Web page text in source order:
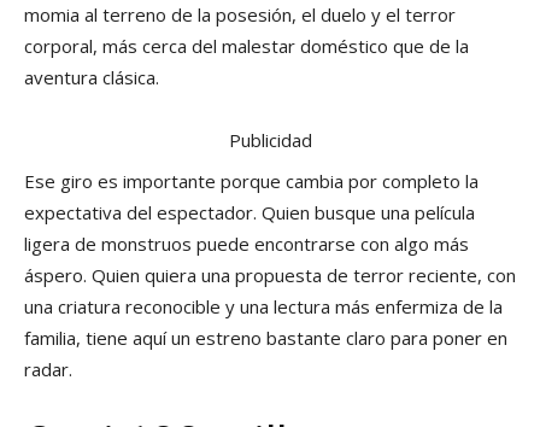
momia al terreno de la posesión, el duelo y el terror
corporal, más cerca del malestar doméstico que de la
aventura clásica.
Publicidad
Ese giro es importante porque cambia por completo la
expectativa del espectador. Quien busque una película
ligera de monstruos puede encontrarse con algo más
áspero. Quien quiera una propuesta de terror reciente, con
una criatura reconocible y una lectura más enfermiza de la
familia, tiene aquí un estreno bastante claro para poner en
radar.